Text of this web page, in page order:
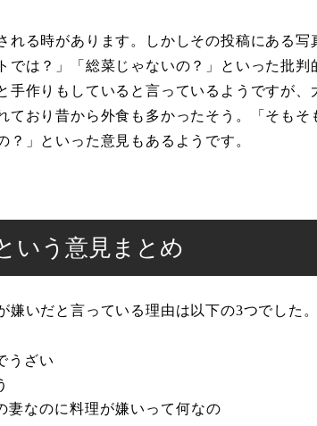
る時があります。しかしその投稿にある写
では？」「総菜じゃないの？」といった批判
手作りもしていると言っているようですが、
おり昔から外食も多かったそう。「そもそ
」といった意見もあるようです。
いう意見まとめ
いだと言っている理由は以下の3つでした。
うざい
妻なのに料理が嫌いって何なの